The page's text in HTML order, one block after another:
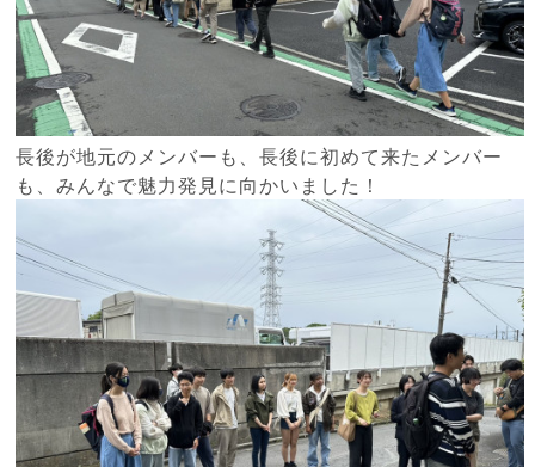
長後が地元のメンバーも、長後に初めて来たメンバー
も、みんなで魅力発見に向かいました！